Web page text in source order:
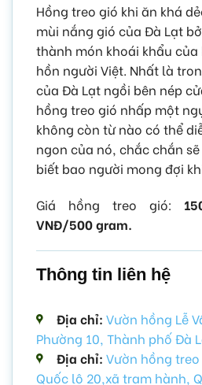
Hồng treo gió khi ăn khá
mùi nắng gió của Đà Lạt
thành món khoái khẩu
hồn người Việt. Nhất là
của Đà Lạt ngồi bên nép
hồng treo gió nhấp một
không còn từ nào có thể
ngon của nó, chắc chắn
biết bao người mong đợi
Giá hồng treo gió:
VNĐ/500 gram.
Thông tin liên hệ
Địa chỉ: Vườn hồng Lễ
Phường 10, Thành phố Đà
Địa chỉ: Vườn hồng
Quốc lộ 20,xã trạm hành,